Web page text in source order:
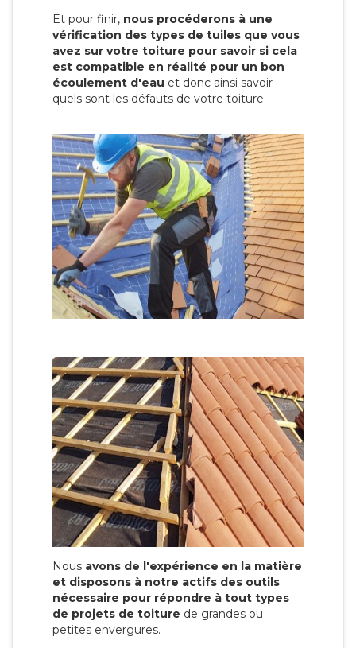
Et pour finir, nous procéderons à une
vérification des types de tuiles que vous
avez sur votre toiture pour savoir si cela
est compatible en réalité pour un bon
écoulement d'eau et donc ainsi savoir
quels sont les défauts de votre toiture.
Nous avons de l'expérience en la matière
et disposons à notre actifs des outils
nécessaire pour répondre à tout types
de projets de toiture de grandes ou
petites envergures.